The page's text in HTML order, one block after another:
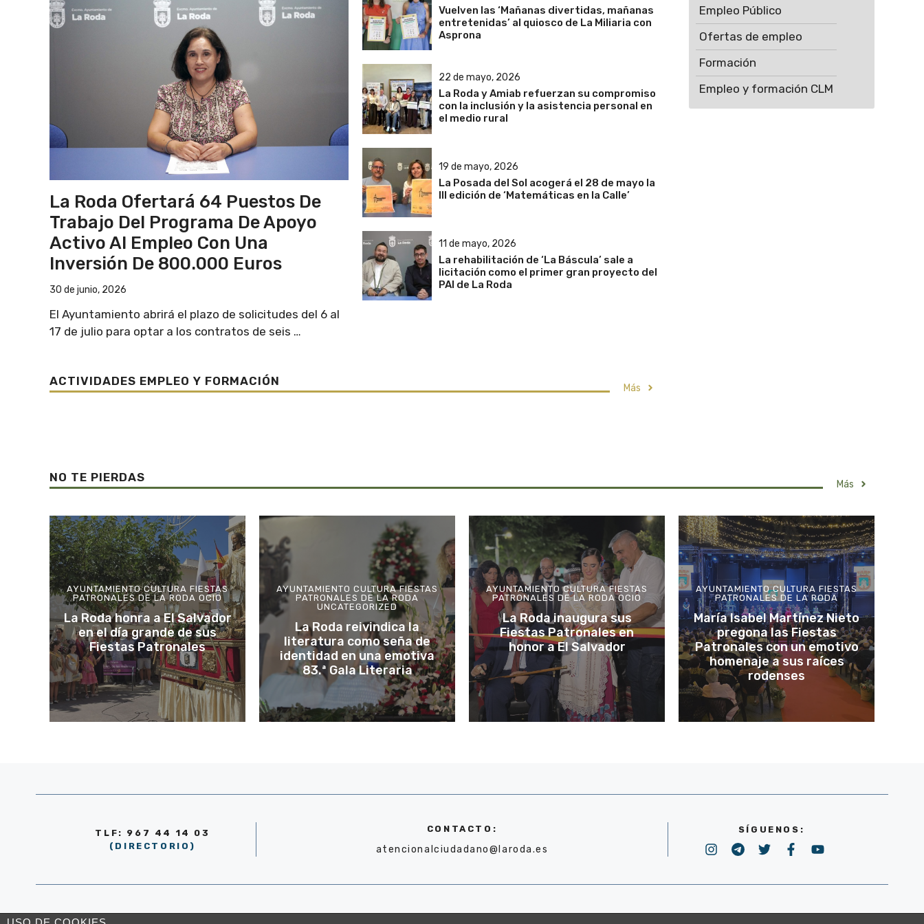
La Roda Ofertará 64 Puestos De
Trabajo Del Programa De Apoyo
Activo Al Empleo Con Una
Inversión De 800.000 Euros
30 de junio, 2026
El Ayuntamiento abrirá el plazo de solicitudes del 6 al
17 de julio para optar a los contratos de seis …
Vuelven las ‘Mañanas divertidas, mañanas
entretenidas’ al quiosco de La Miliaria con
Asprona
22 de mayo, 2026
La Roda y Amiab refuerzan su compromiso
con la inclusión y la asistencia personal en
el medio rural
19 de mayo, 2026
La Posada del Sol acogerá el 28 de mayo la
III edición de ‘Matemáticas en la Calle’
11 de mayo, 2026
La rehabilitación de ‘La Báscula’ sale a
licitación como el primer gran proyecto del
PAI de La Roda
ACTIVIDADES EMPLEO Y FORMACIÓN
Más
Empleo Público
Ofertas de empleo
Formación
Empleo y formación CLM
NO TE PIERDAS
Más
AYUNTAMIENTO CULTURA FIESTAS
PATRONALES DE LA RODA OCIO
La Roda honra a El Salvador
en el día grande de sus
Fiestas Patronales
AYUNTAMIENTO CULTURA FIESTAS
PATRONALES DE LA RODA
UNCATEGORIZED
La Roda reivindica la
literatura como seña de
identidad en una emotiva
83.ª Gala Literaria
AYUNTAMIENTO CULTURA FIESTAS
PATRONALES DE LA RODA OCIO
La Roda inaugura sus
Fiestas Patronales en
honor a El Salvador
AYUNTAMIENTO CULTURA FIESTAS
PATRONALES DE LA RODA
María Isabel Martínez Nieto
pregona las Fiestas
Patronales con un emotivo
homenaje a sus raíces
rodenses
TLF: 967 44 14 03
(DIRECTORIO)
CONTACTO:
atencionalciudadano@laroda.es
SÍGUENOS:
© AYUNTAMIENTO DE LA RODA 2026